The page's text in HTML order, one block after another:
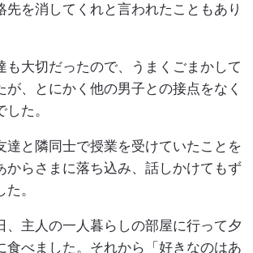
先を消してくれと言われたこともあり
も大切だったので、うまくごまかして
が、とにかく他の男子との接点をなく
た。
達と隣同士で授業を受けていたことを
からさまに落ち込み、話しかけてもず
。
、主人の一人暮らしの部屋に行って夕
食べました。それから「好きなのはあ